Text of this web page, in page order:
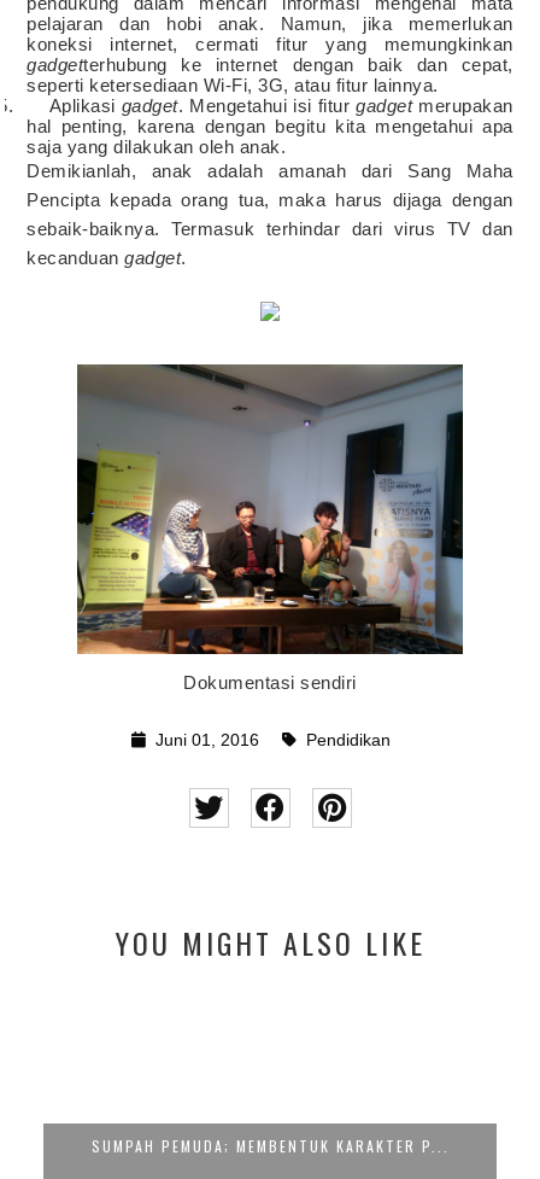
pelajaran dan hobi anak. Namun, jika memerlukan
koneksi internet, cermati fitur yang memungkinkan
gadgetterhubung ke internet dengan baik dan cepat,
seperti ketersediaan Wi-Fi, 3G, atau fitur lainnya.
Aplikasi gadget. Mengetahui isi fiturgadget merupakan
hal penting, karena dengan begitu kita mengetahui apa
saja yang dilakukan oleh anak.
Demikianlah, anak adalah amanah dari Sang Maha
Pencipta kepada orang tua, maka harus dijaga dengan
sebaik-baiknya. Termasuk terhindar dari virus TV dan
kecanduangadget.
Dokumentasi sendiri
Juni 01, 2016 Pendidikan
YOU MIGHT ALSO LIKE
SUMPAH PEMUDA; MEMBENTUK KARAKTER P...